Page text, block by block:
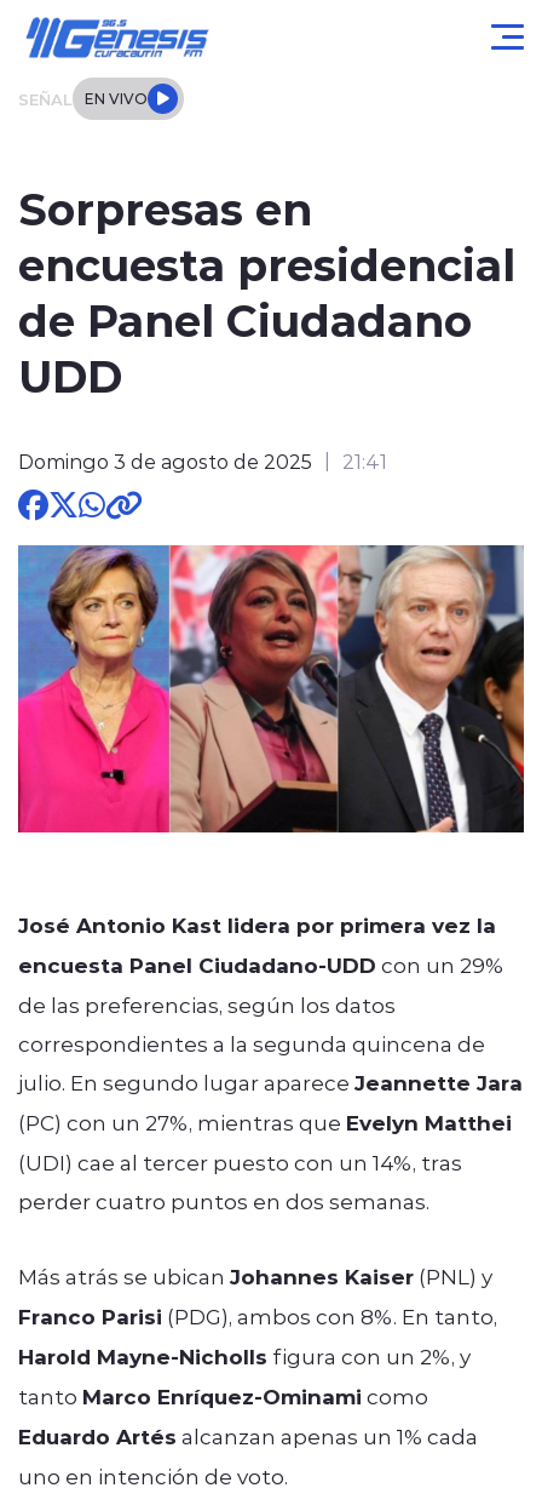
SEÑAL EN VIVO
Local
Entrevistas
Deportes
modo claro
Sorpresas en
encuesta presidencial
de Panel Ciudadano
UDD
Domingo 3 de agosto de 2025 21:41
José Antonio Kast lidera por primera vez la
encuesta Panel Ciudadano-UDD con un 29%
de las preferencias, según los datos
correspondientes a la segunda quincena de
julio. En segundo lugar aparece Jeannette Jara
(PC) con un 27%, mientras que Evelyn Matthei
(UDI) cae al tercer puesto con un 14%, tras
perder cuatro puntos en dos semanas.
Más atrás se ubican Johannes Kaiser (PNL) y
Franco Parisi (PDG), ambos con 8%. En tanto,
Harold Mayne-Nicholls figura con un 2%, y
tanto Marco Enríquez-Ominami como
Eduardo Artés alcanzan apenas un 1% cada
uno en intención de voto.